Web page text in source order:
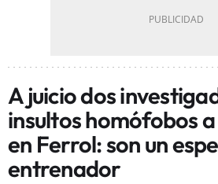
A juicio dos
insultos homófobos
en Ferrol: son un
entrenador